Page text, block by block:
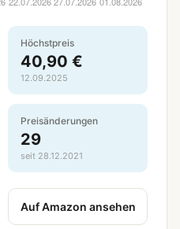
Höchstpreis
40,90 €
12.09.2025
Preisänderungen
29
seit 28.12.2021
Auf Amazon ansehen